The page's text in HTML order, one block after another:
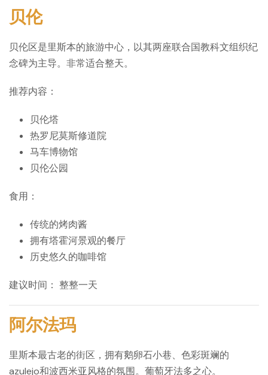
贝伦
贝伦区是里斯本的旅游中心，以其两座联合国教科文组织纪
念碑为主导。非常适合整天。
推荐内容：
贝伦塔
热罗尼莫斯修道院
马车博物馆
贝伦公园
食用：
传统的烤肉酱
拥有塔霍河景观的餐厅
历史悠久的咖啡馆
建议时间： 整整一天
阿尔法玛
里斯本最古老的街区，拥有鹅卵石小巷、色彩斑斓的
azulejo和波西米亚风格的氛围。葡萄牙法多之心。